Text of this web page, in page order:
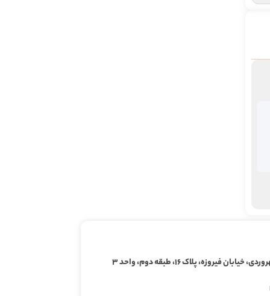
فیروزه، پلاک ۱۶، طبقه دوم، واحد ۳